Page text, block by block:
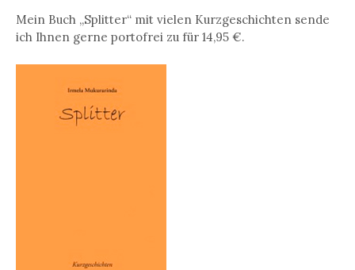
Mein Buch „Splitter“ mit vielen Kurzgeschichten sende
ich Ihnen gerne portofrei zu für 14,95 €.